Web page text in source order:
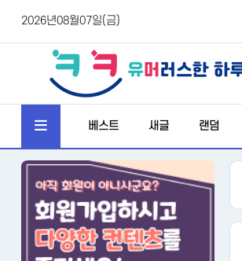
2026년08월07일(금)
베스트 새글 랜덤